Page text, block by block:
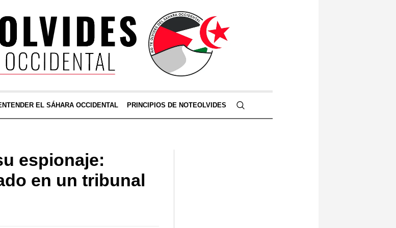
EL SÁHARA OCCIDENTAL PRINCIPIOS DE NOTEOLVIDES
espionaje:
en un tribunal